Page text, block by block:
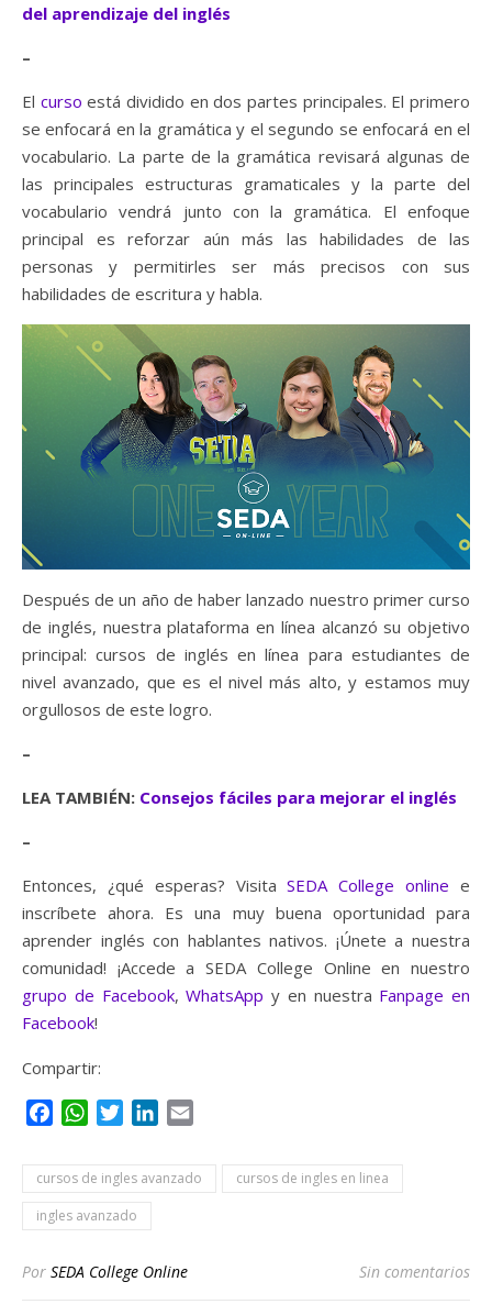
del aprendizaje del inglés
–
El curso está dividido en dos partes principales. El primero
se enfocará en la gramática y el segundo se enfocará en el
vocabulario. La parte de la gramática revisará algunas de
las principales estructuras gramaticales y la parte del
vocabulario vendrá junto con la gramática. El enfoque
principal es reforzar aún más las habilidades de las
personas y permitirles ser más precisos con sus
habilidades de escritura y habla.
Después de un año de haber lanzado nuestro primer curso
de inglés, nuestra plataforma en línea alcanzó su objetivo
principal: cursos de inglés en línea para estudiantes de
nivel avanzado, que es el nivel más alto, y estamos muy
orgullosos de este logro.
–
LEA TAMBIÉN: Consejos fáciles para mejorar el inglés
–
Entonces, ¿qué esperas? VisitaSEDA College online e
inscríbete ahora. Es una muy buena oportunidad para
aprender inglés con hablantes nativos. ¡Únete a nuestra
comunidad! ¡Accede a SEDA College Online en nuestro
grupo de Facebook,WhatsApp y en nuestra Fanpage en
Facebook!
Compartir:
FacebookWhatsApp
TwitterLinkedIn
cursos de ingles avanzado
cursos de ingles en linea
ingles avanzado
Por SEDA College Online Sin comentarios